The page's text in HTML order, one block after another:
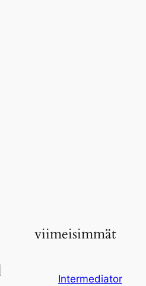
viimeisimmät
Intermediator